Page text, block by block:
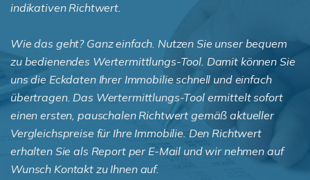
indikativen Richtwert.
Wie das geht? Ganz einfach. Nutzen Sie unser bequem
zu bedienendes Wertermittlungs-Tool. Damit können Sie
uns die Eckdaten Ihrer Immobilie schnell und einfach
übertragen. Das Wertermittlungs-Tool ermittelt sofort
einen ersten, pauschalen Richtwert gemäß aktueller
Vergleichspreise für Ihre Immobilie. Den Richtwert
erhalten Sie als Report per E-Mail und wir nehmen auf
Wunsch Kontakt zu Ihnen auf.